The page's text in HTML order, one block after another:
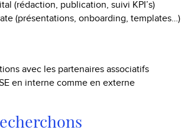
(rédaction, publication, suivi KPI’s)
(présentations, onboarding, templates…)
avec les partenaires associatifs
en interne comme en externe